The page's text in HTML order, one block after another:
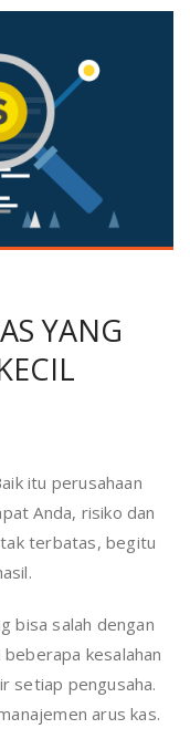
YANG
itu perusahaan
Anda, risiko dan
terbatas, begitu
bisa salah dengan
kesalahan
setiap pengusaha.
arus kas.